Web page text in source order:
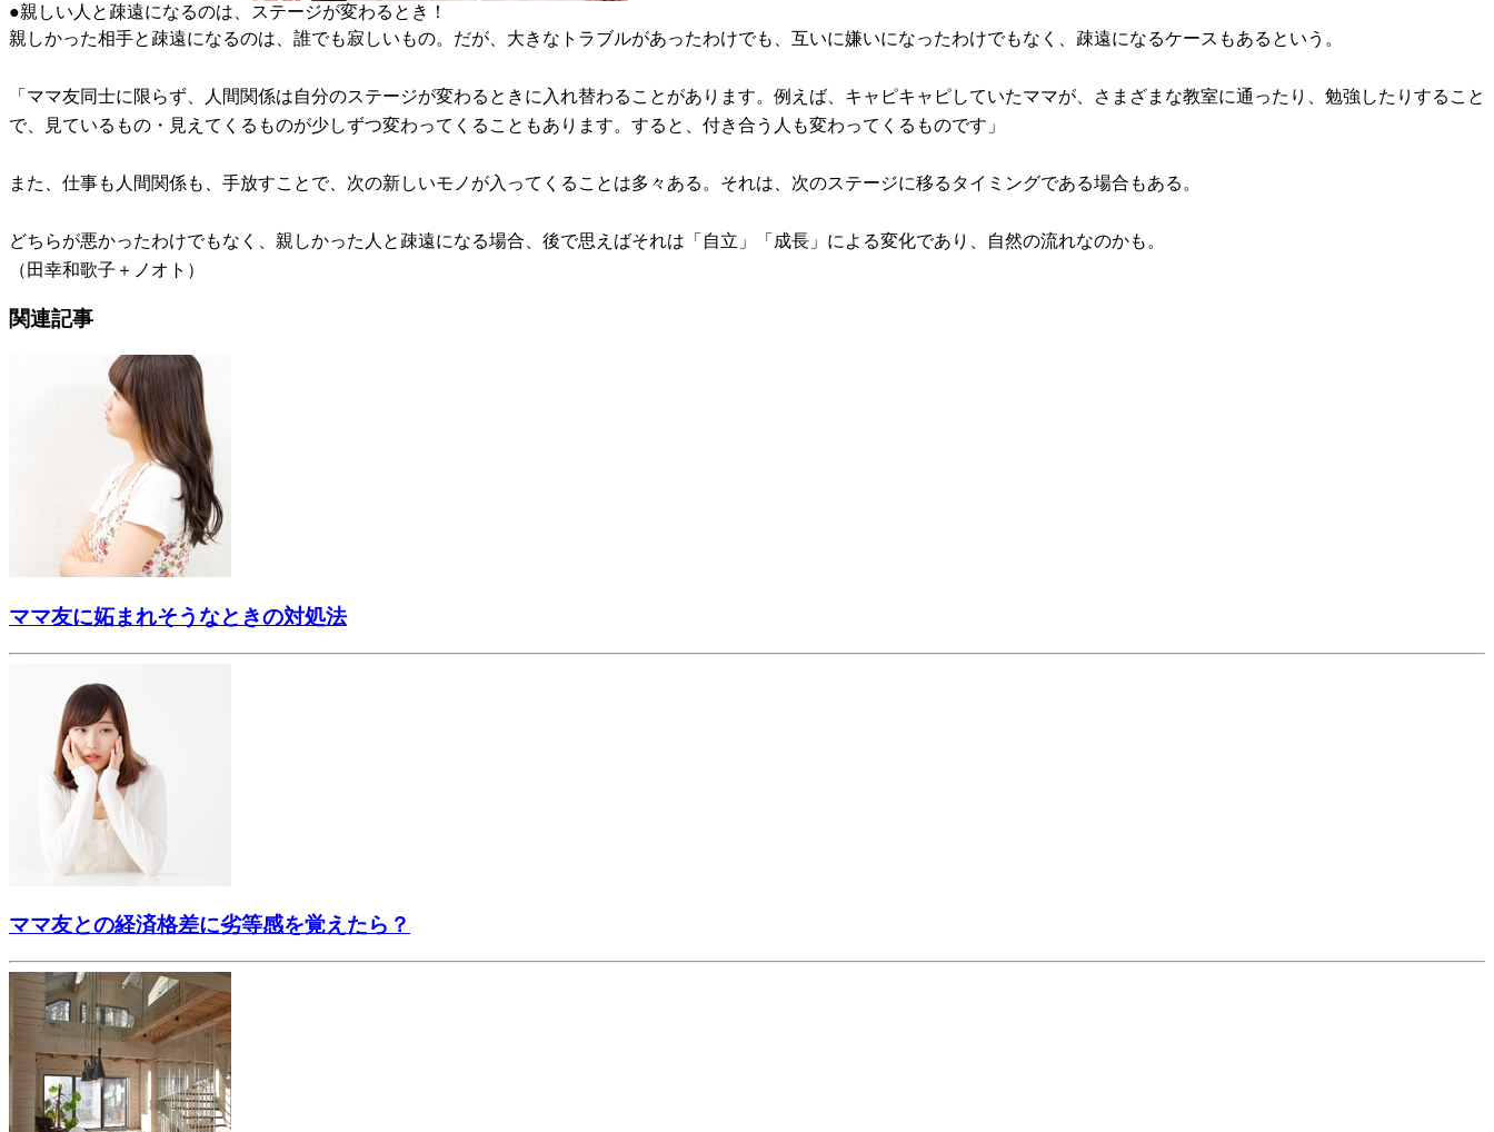
●親しい人と疎遠になるのは、ステージが変わるとき！
親しかった相手と疎遠になるのは、誰でも寂しいもの。だが、大きなトラブルがあったわけでも、互いに嫌いになったわけでもなく、疎遠になるケースもあるという。
「ママ友同士に限らず、人間関係は自分のステージが変わるときに入れ替わることがあります。例えば、キャピキャピしていたママが、さまざまな教室に通ったり、勉強したりすること
で、見ているもの・見えてくるものが少しずつ変わってくることもあります。すると、付き合う人も変わってくるものです」
また、仕事も人間関係も、手放すことで、次の新しいモノが入ってくることは多々ある。それは、次のステージに移るタイミングである場合もある。
どちらが悪かったわけでもなく、親しかった人と疎遠になる場合、後で思えばそれは「自立」「成長」による変化であり、自然の流れなのかも。
（田幸和歌子＋ノオト）
関連記事
ママ友に妬まれそうなときの対処法
ママ友との経済格差に劣等感を覚えたら？